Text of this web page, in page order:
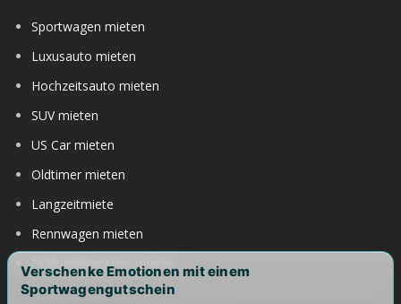
Sportwagen mieten
Luxusauto mieten
Hochzeitsauto mieten
SUV mieten
US Car mieten
Oldtimer mieten
Langzeitmiete
Rennwagen mieten
Nürburgring Auto mieten
Verschenke Emotionen mit einem
Sportwagengutschein